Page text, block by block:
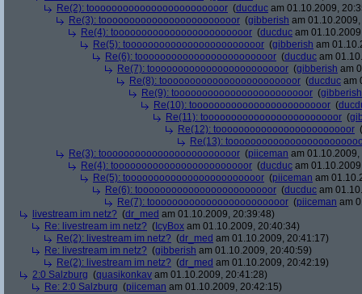
Re(2): toooooooooooooooooooooooor (ducduc am 01.10.2009,
Re(3): toooooooooooooooooooooooor (gibberish am
Re(4): toooooooooooooooooooooooor (ducduc am
Re(5): toooooooooooooooooooooooor (gibberish am
Re(6): toooooooooooooooooooooooor (ducduc am
Re(7): toooooooooooooooooooooooor (gibberish am
Re(8): toooooooooooooooooooooooor (ducduc am
Re(9): toooooooooooooooooooooooor (gibberish
Re(10): toooooooooooooooooooooooor (
Re(11): toooooooooooooooooooooooor (
Re(12): toooooooooooooooooooooooor (
Re(13):
Re(3): toooooooooooooooooooooooor (piiceman am
Re(4): toooooooooooooooooooooooor (ducduc am
Re(5): toooooooooooooooooooooooor (piiceman am
Re(6): toooooooooooooooooooooooor (ducduc am
Re(7): toooooooooooooooooooooooor (piiceman am
livestream im netz? (dr_med am 01.10.2009, 20:39:48)
Re: livestream im netz? ( IcyBox am 01.10.2009, 20:40:34)
Re(2): livestream im netz? (dr_med am 01.10.2009, 20:41:17)
Re: livestream im netz? (gibberish am 01.10.2009, 20:40:59)
Re(2): livestream im netz? (dr_med am 01.10.2009, 20:42:19)
2:0 Salzburg (quasikonkav am 01.10.2009, 20:41:28)
Re: 2:0 Salzburg (piiceman am 01.10.2009, 20:42:15)